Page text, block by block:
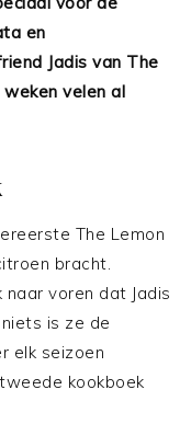
en
Jadis van The
velen al
The Lemon
bracht.
voren dat Jadis
is ze de
elk seizoen
kookboek